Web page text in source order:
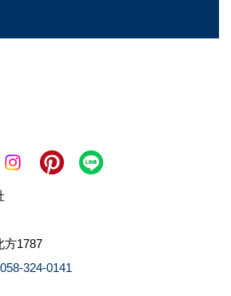
方1787
058-324-0141